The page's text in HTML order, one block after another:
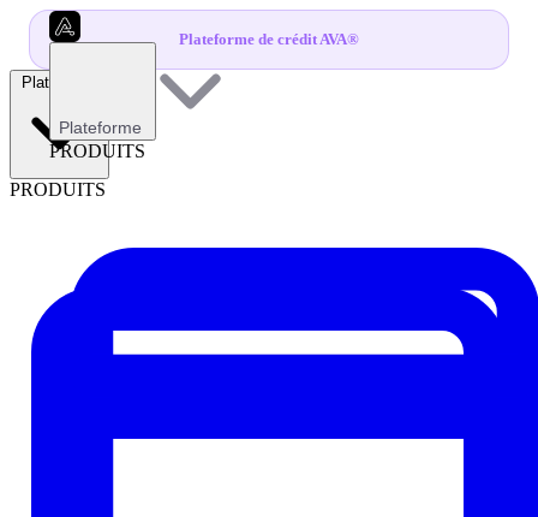
Plateforme de crédit AVA®
Plateforme
PRODUITS
Plateforme
PRODUITS